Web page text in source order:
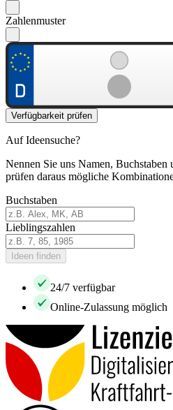
Zahlenmuster
Verfügbarkeit prüfen
Auf Ideensuche?
Nennen Sie uns Namen,
prüfen daraus mögliche
Buchstaben
Lieblingszahlen
Ideen finden
24/7 verfügbar
Online-Zulassung möglich